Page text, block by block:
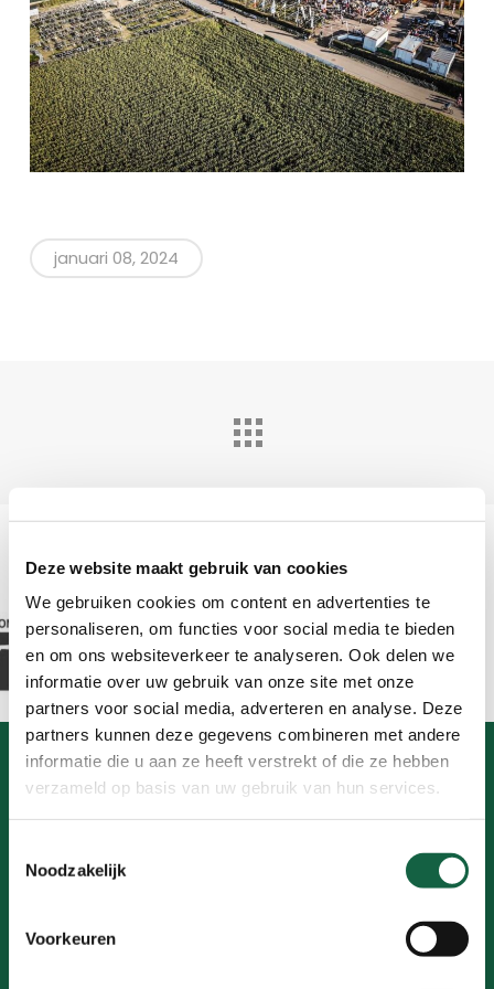
Deze website maakt gebruik van cookies
We gebruiken cookies om content en advertenties te
personaliseren, om functies voor social media te bieden
en om ons websiteverkeer te analyseren. Ook delen we
informatie over uw gebruik van onze site met onze
partners voor social media, adverteren en analyse. Deze
partners kunnen deze gegevens combineren met andere
informatie die u aan ze heeft verstrekt of die ze hebben
verzameld op basis van uw gebruik van hun services.
Noodzakelijk
Voorkeuren
januari 08, 2024
Sponsoren MH2D:
Schrijf je in voor de